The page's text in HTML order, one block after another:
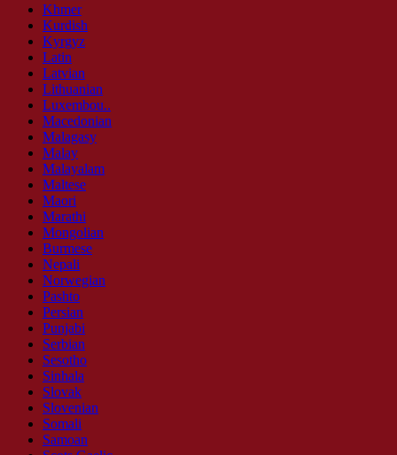
Khmer
Kurdish
Kyrgyz
Latin
Latvian
Lithuanian
Luxembou..
Macedonian
Malagasy
Malay
Malayalam
Maltese
Maori
Marathi
Mongolian
Burmese
Nepali
Norwegian
Pashto
Persian
Punjabi
Serbian
Sesotho
Sinhala
Slovak
Slovenian
Somali
Samoan